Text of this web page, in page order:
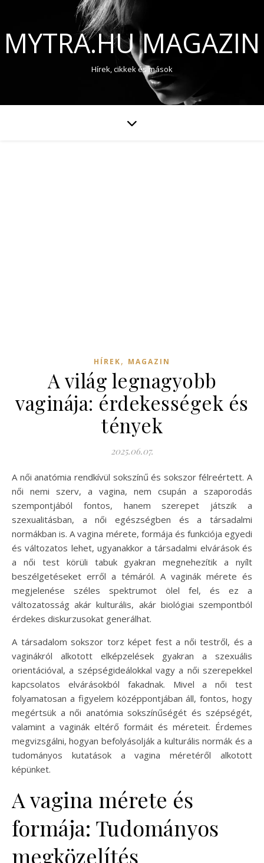
MYTRA.HU MAGAZIN
Hírek, cikkek és mások
HÍREK, MAGAZIN
A világ legnagyobb
vaginája: érdekességek és
tények
2025.06.07.
A női anatómia rendkívül sokszínű és sokszor félreértett. A
női nemi szerv, a vagina, nem csupán a szaporodás
szempontjából fontos, hanem szerepet játszik a
szexualitásban, a női egészségben és a társadalmi
normákban is. A vagina mérete, formája és funkciója egyedi
és változatos lehet, ugyanakkor a társadalmi elvárások és
a női test körüli tabuk gyakran megnehezítik a nyílt
beszélgetéseket erről a témáról. A vaginák mérete és
megjelenése széles spektrumot ölel fel, és ez a
változatosság akár kulturális, akár biológiai szempontból
érdekes diskurzusokat generálhat.
A társadalom sokszor torz képet fest a női testről, és a
vaginákról alkotott elképzelések gyakran a szexuális
orientációval, a szépségideálokkal vagy a női szerepekkel
kapcsolatos elvárásokból fakadnak. Mivel a női test
folyamatosan a figyelem középpontjában áll, fontos, hogy
megértsük a női anatómia sokszínűségét és szépségét,
valamint a vaginák eltérő formáit és méreteit. Érdemes
megvizsgálni, hogyan befolyásolják a kulturális normák és a
tudományos kutatások a vagina méretéről alkotott
képünket.
A vagina mérete és
formája: Tudományos
megközelítés